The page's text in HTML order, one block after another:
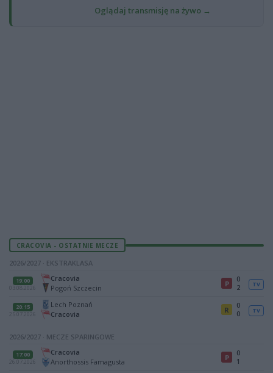
Oglądaj transmisję na żywo →
CRACOVIA - OSTATNIE MECZE
2026/2027 · EKSTRAKLASA
19:00
03.08.2026
Cracovia
Pogoń Szczecin
P
0
2
TV
20:15
25.07.2026
Lech Poznań
Cracovia
R
0
0
TV
2026/2027 · MECZE SPARINGOWE
17:00
26.07.2026
Cracovia
Anorthossis Famagusta
P
0
1